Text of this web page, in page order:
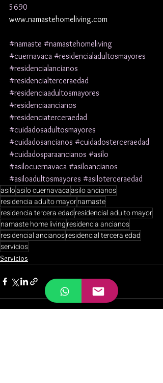
5690
www.namastehomeliving.com
#namaste #namastehomeliving
#cuernavaca #residencialadultosmayores
#residencialancianos
#residencialterceraedad
#residenciaadultosmayores
#residenciaancianos
#residenciaterceraedad
#cuidadosadultosmayores
#cuidadosancianos #cuidadosterceraedad
#cuidadosparaancianos #asilo
#asilocuernavaca #asiloancianos
#asiloadultosmayores #asiloterceraedad
asiloasilo cuernavacaasilo ancianos
residencia adulto mayornamaste
residencia tercera edadresidencial adulto mayor
namaste home livingresidencia ancianos
residencial ancianosresidencial tercera edad
servicios
Servicios